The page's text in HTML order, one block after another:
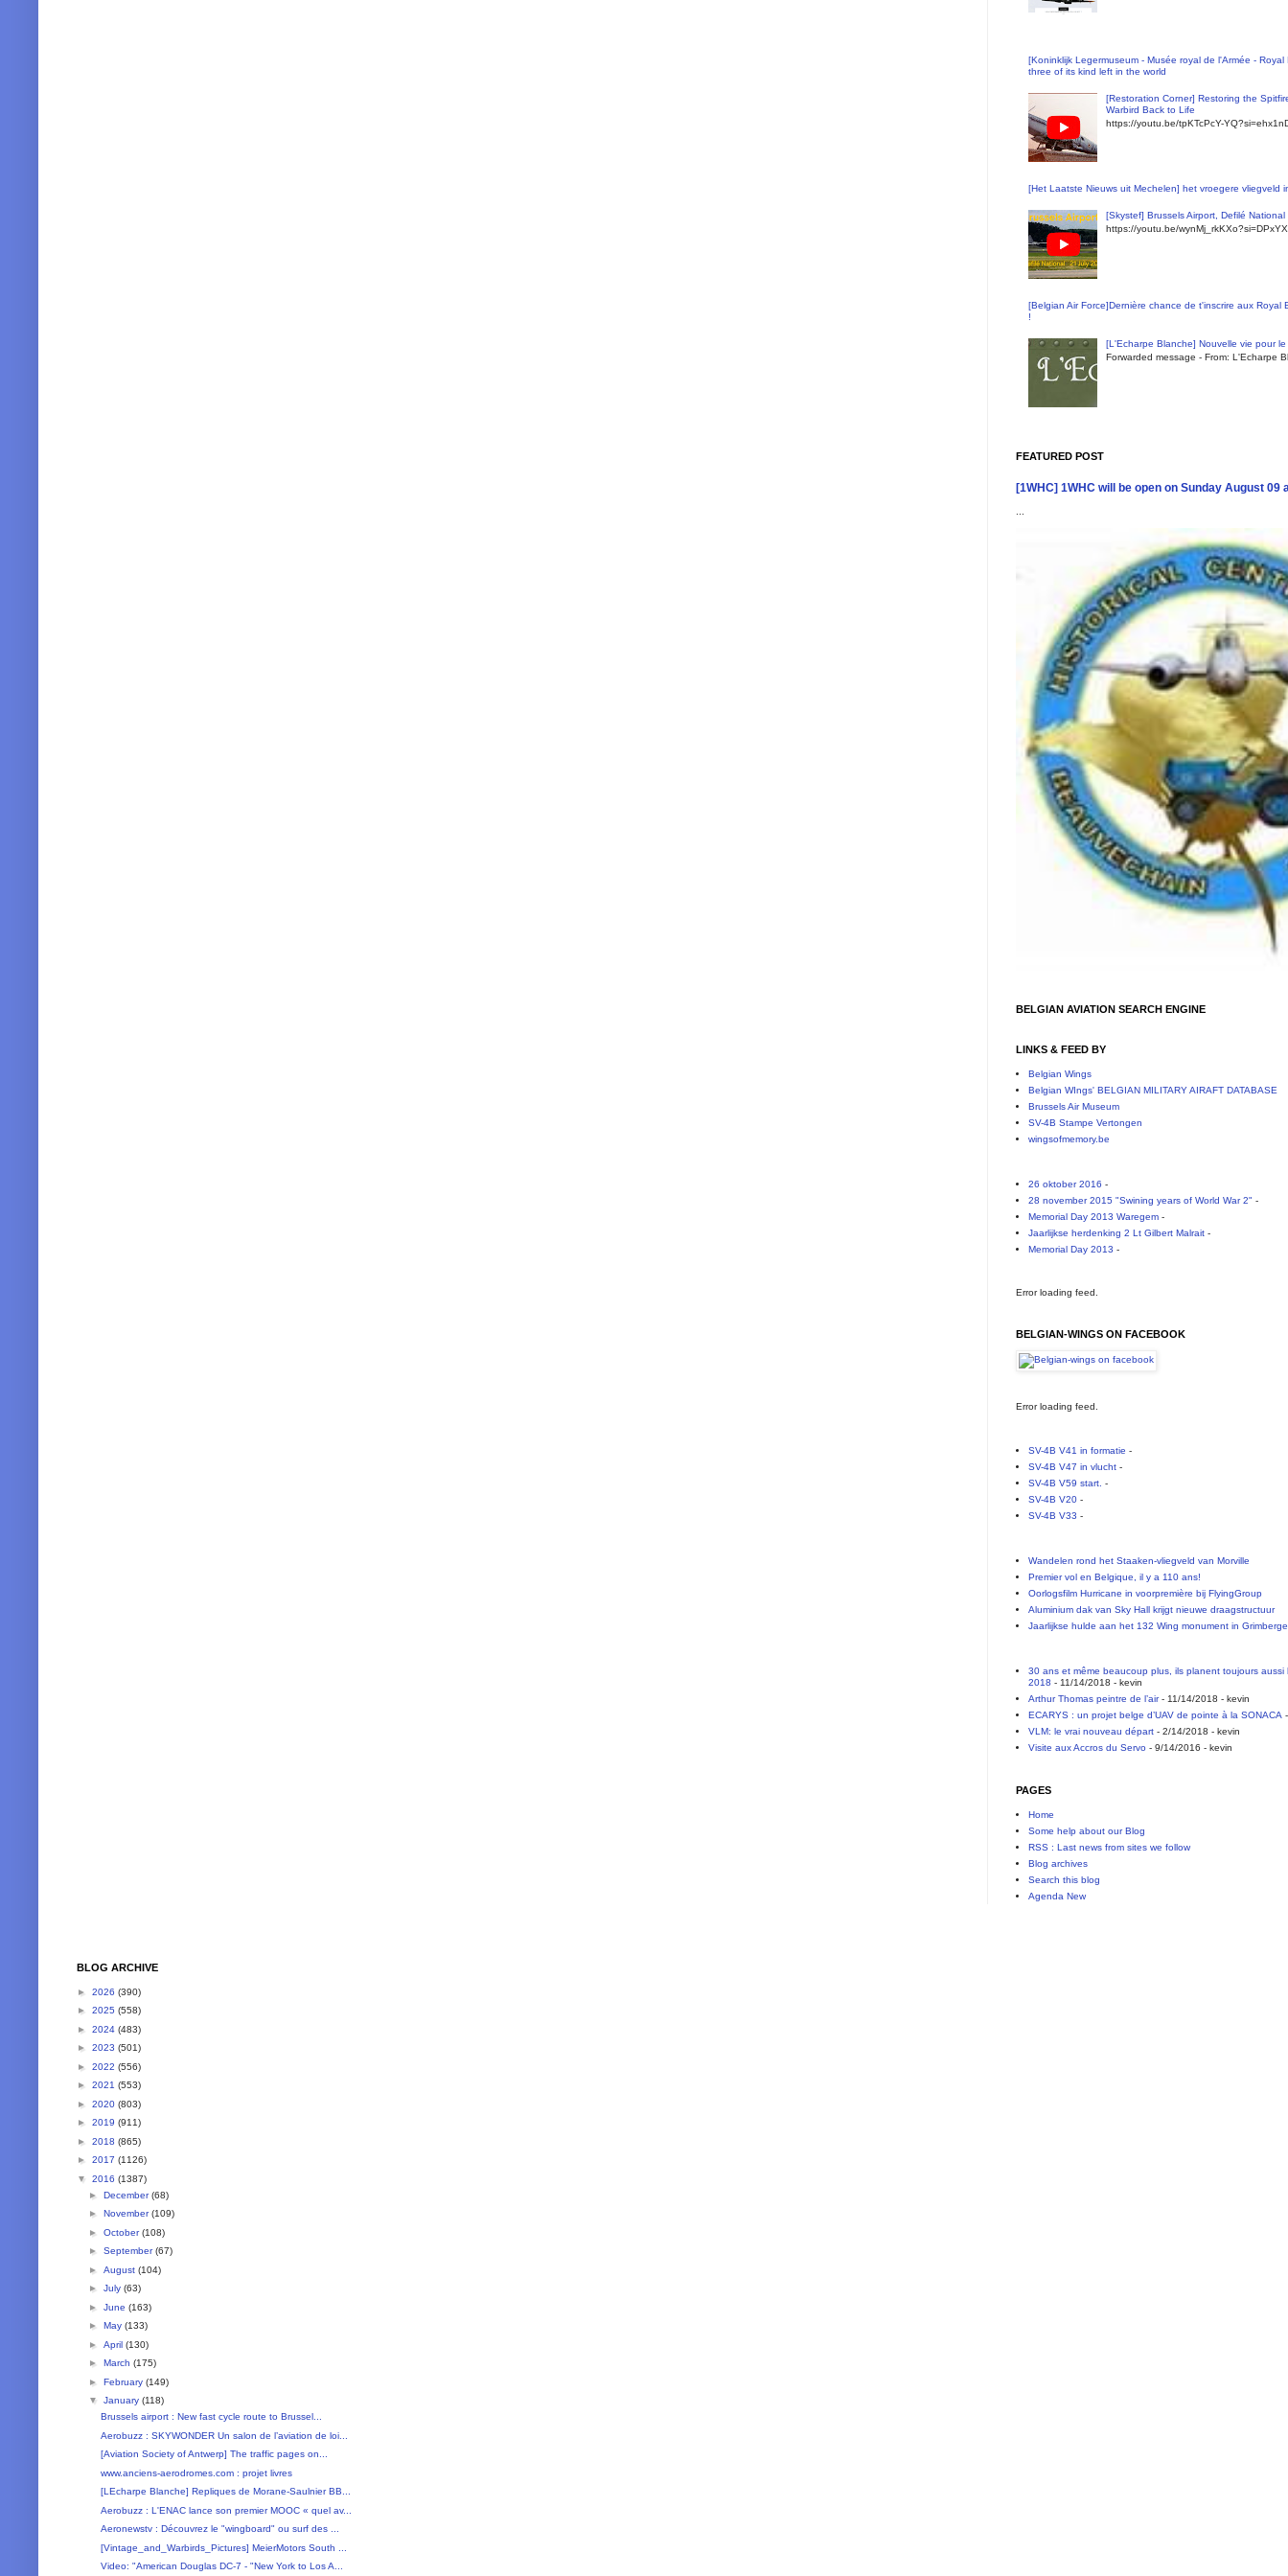
[Koninklijk Legermuseum - Musée royal de l'Armée -
three of its kind left in the world
[Restoration Corner] Restoring the
Warbird Back to Life
https://youtu.be/tpKTcPcY-
[Het Laatste Nieuws uit Mechelen] het vroegere vliegveld
[Skystef] Brussels Airport, Defilé
https://youtu.be/
[Belgian Air Force]Dernière chance de t'inscrire aux Royal
!
[L'Echarpe Blanche] Nouvelle vie pour
Forwarded message - From: L'Echarpe
FEATURED POST
[1WHC] 1WHC will be open on Sunday August 09
BELGIAN AVIATION SEARCH ENGINE
LINKS & FEED BY
Belgian Wings
Belgian WIngs' BELGIAN MILITARY AIRAFT DATABASE
Brussels Air Museum
SV-4B Stampe Vertongen
wingsofmemory.be
26 oktober 2016 -
28 november 2015 "Swining years of World War 2" -
Memorial Day 2013 Waregem-
Jaarlijkse herdenking 2 Lt Gilbert Malrait-
Memorial Day 2013 -
Error loading feed.
BELGIAN-WINGS ON FACEBOOK
Error loading feed.
SV-4B V41 in formatie -
SV-4B V47 in vlucht-
SV-4B V59 start. -
SV-4B V20-
SV-4B V33 -
Wandelen rond het Staaken-vliegveld van Morville
Premier vol en Belgique, il y a 110 ans!
Oorlogsfilm Hurricane in voorpremière bij FlyingGroup
Aluminium dak van Sky Hall krijgt nieuwe draagstructuur
Jaarlijkse hulde aan het 132 Wing monument in
30 ans et même beaucoup plus, ils planent toujours
2018 - 11/14/2018 - kevin
Arthur Thomas peintre de l’air- 11/14/2018 - kevin
ECARYS : un projet belge d’UAV de pointe à la SONACA
VLM: le vrai nouveau départ- 2/14/2018 - kevin
Visite aux Accros du Servo- 9/14/2016 - kevin
PAGES
Home
Some help about our Blog
RSS : Last news from sites we follow
Blog archives
Search this blog
Agenda New
BLOG ARCHIVE
► 2026 (390)
► 2025 (558)
► 2024 (483)
► 2023 (501)
► 2022 (556)
► 2021 (553)
► 2020 (803)
► 2019 (911)
► 2018 (865)
► 2017 (1126)
▼ 2016 (1387)
► December(68)
► November(109)
► October(108)
► September(67)
► August (104)
► July (63)
► June (163)
► May (133)
► April (130)
► March (175)
► February (149)
▼ January (118)
Brussels airport : New fast cycle route to Brussel...
Aerobuzz : SKYWONDER Un salon de l’aviation de loi...
[Aviation Society of Antwerp] The traffic pages on...
www.anciens-aerodromes.com : projet livres
[LEcharpe Blanche] Repliques de Morane-Saulnier BB...
Aerobuzz : L'ENAC lance son premier MOOC « quel av...
Aeronewstv : Découvrez le "wingboard" ou surf des ...
[Vintage_and_Warbirds_Pictures] MeierMotors South ...
Video: "American Douglas DC-7 - "New York to Los A...